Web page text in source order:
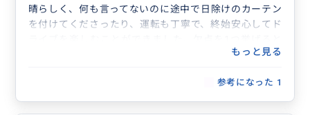
晴らしく、何も言ってないのに途中で日除けのカーテン
を付けてくださったり、運転も丁寧で、終始安心してド
したら、ツアーの日程表には載ってませんが、途中で観
ないことを伝えればなんてことはありませんが、優柔不
断な態度をとるとグイグイきますのでご注意ください。
もっと見る
参考になった 1